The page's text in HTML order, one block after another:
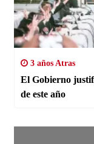
3 años Atras
El Gobierno
de este año